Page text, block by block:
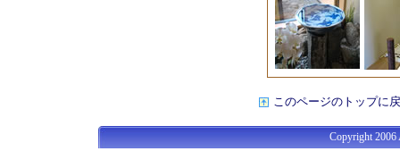
このページのトップに
Copyright